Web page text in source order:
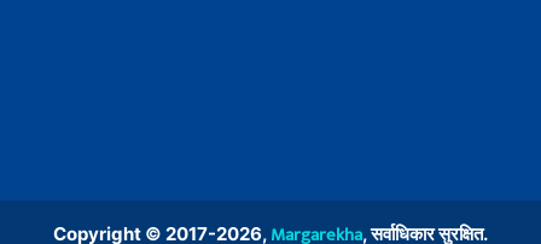
Copyright © 2017-2026, Margarekha, सर्वाधिकार सुरक्षित.